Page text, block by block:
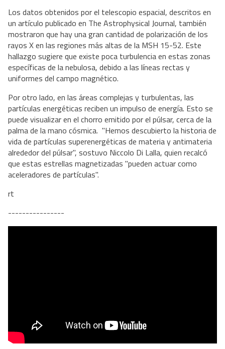
Los datos obtenidos por el telescopio espacial, descritos en
un artículo publicado en The Astrophysical Journal, también
mostraron que hay una gran cantidad de polarización de los
rayos X en las regiones más altas de la MSH 15-52. Este
hallazgo sugiere que existe poca turbulencia en estas zonas
específicas de la nebulosa, debido a las líneas rectas y
uniformes del campo magnético.
Por otro lado, en las áreas complejas y turbulentas, las
partículas energéticas reciben un impulso de energía. Esto se
puede visualizar en el chorro emitido por el púlsar, cerca de la
palma de la mano cósmica. "Hemos descubierto la historia de
vida de partículas superenergéticas de materia y antimateria
alrededor del púlsar", sostuvo Niccolo Di Lalla, quien recalcó
que estas estrellas magnetizadas "pueden actuar como
aceleradores de partículas".
rt
----------------